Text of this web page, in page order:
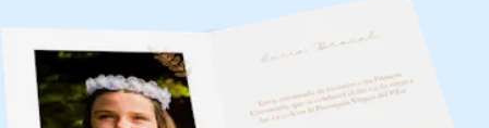
Calendarios
Regalos